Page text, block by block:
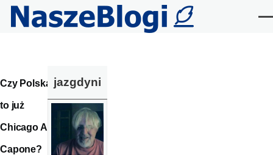
Przejdź do treści
Czy Polska
to już
Chicago Al
Capone?
jazgdyni